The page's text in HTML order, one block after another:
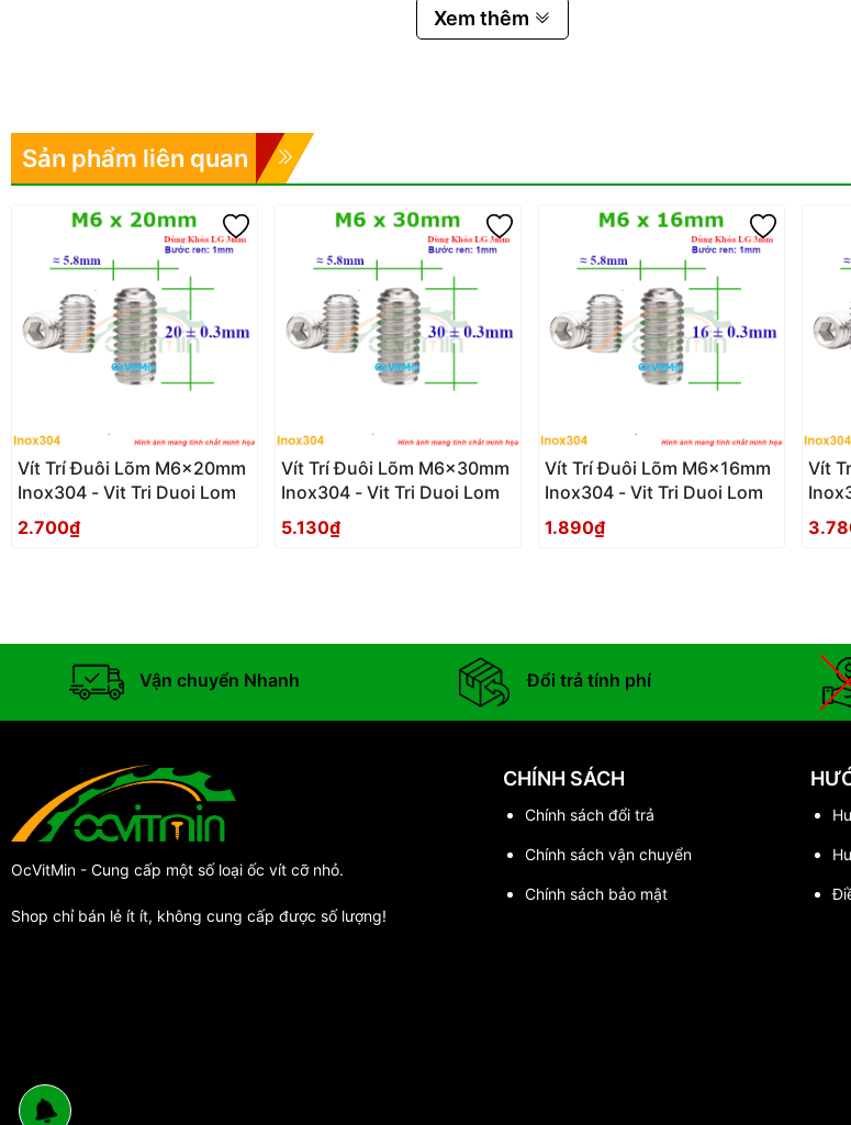
Xem thêm
Sản phẩm liên quan
Vít Trí Đuôi Lõm M6x20mm
Inox304 - Vit Tri Duoi Lom
2.700₫
Vít Trí Đuôi Lõm M6x30mm
Inox304 - Vit Tri Duoi Lom
5.130₫
Vít Trí Đuôi Lõm M6x16mm
Inox304 - Vit Tri Duoi Lom
1.890₫
Vít
Vận chuyển Nhanh Đổi trả tính phí
OcVitMin - Cung cấp một số loại ốc vít cỡ nhỏ.
Shop chỉ bán lẻ ít ít, không cung cấp được số lượng!
CHÍNH SÁCH
Chính sách đổi trả
Chính sách vận chuyển
Chính sách bảo mật